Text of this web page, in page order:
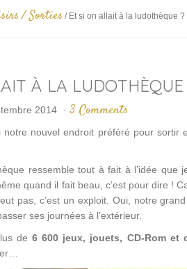
/ Sorties /Et si on allait à la ludothèque ?
À LA LUDOTHÈQUE
2014 · 3 Comments
nouvel endroit préféré pour sortir
ressemble tout à fait à l’idée que
quand il fait beau, c’est pour dire !
pas, c’est un exploit. Oui, notre
ses journées à l’extérieur.
de6 600 jeux, jouets, CD-Rom et